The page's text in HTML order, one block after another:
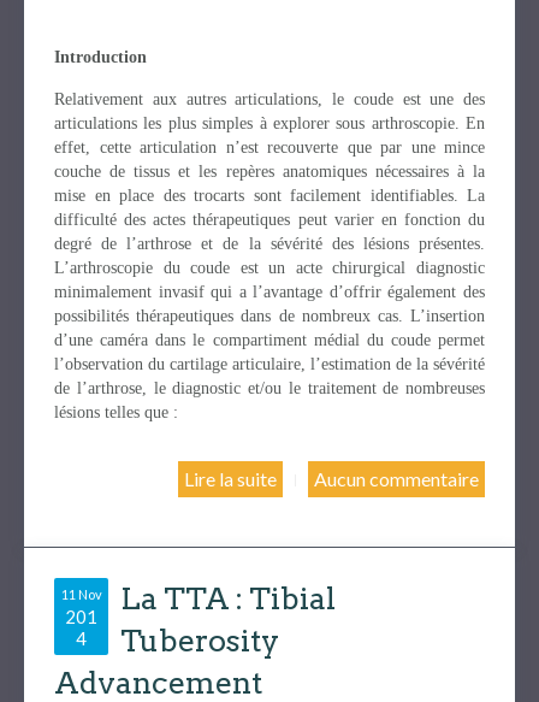
Introduction
Relativement aux autres articulations, le coude est une des
articulations les plus simples à explorer sous arthroscopie. En
effet, cette articulation n’est recouverte que par une mince
couche de tissus et les repères anatomiques nécessaires à la
mise en place des trocarts sont facilement identifiables. La
difficulté des actes thérapeutiques peut varier en fonction du
degré de l’arthrose et de la sévérité des lésions présentes.
L’arthroscopie du coude est un acte chirurgical diagnostic
minimalement invasif qui a l’avantage d’offrir également des
possibilités thérapeutiques dans de nombreux cas. L’insertion
d’une caméra dans le compartiment médial du coude permet
l’observation du cartilage articulaire, l’estimation de la sévérité
de l’arthrose, le diagnostic et/ou le traitement de nombreuses
lésions telles que :
Lire la suite Aucun commentaire
11 Nov
201
4
La TTA : Tibial
Tuberosity
Advancement